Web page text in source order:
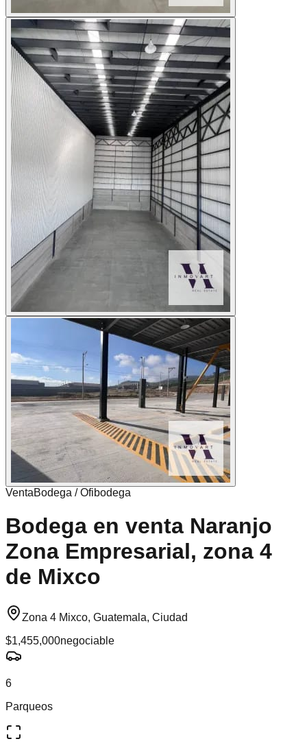
VentaBodega / Ofibodega
Bodega en venta Naranjo
Zona Empresarial, zona 4
de Mixco
Zona 4 Mixco, Guatemala, Ciudad
$1,455,000negociable
6
Parqueos